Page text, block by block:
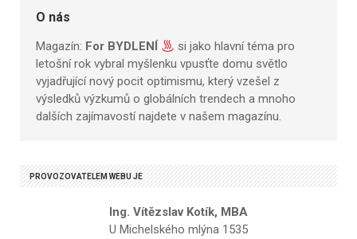
O nás
Magazín: For BYDLENÍ
si jako hlavní téma pro
letošní rok vybral myšlenku vpusťte domu světlo
vyjadřující nový pocit optimismu, který vzešel z
výsledků výzkumů o globálních trendech a mnoho
dalších zajímavostí najdete v našem magazínu.
PROVOZOVATELEM WEBU JE
Ing. Vítězslav Kotík, MBA
U Michelského mlýna 1535